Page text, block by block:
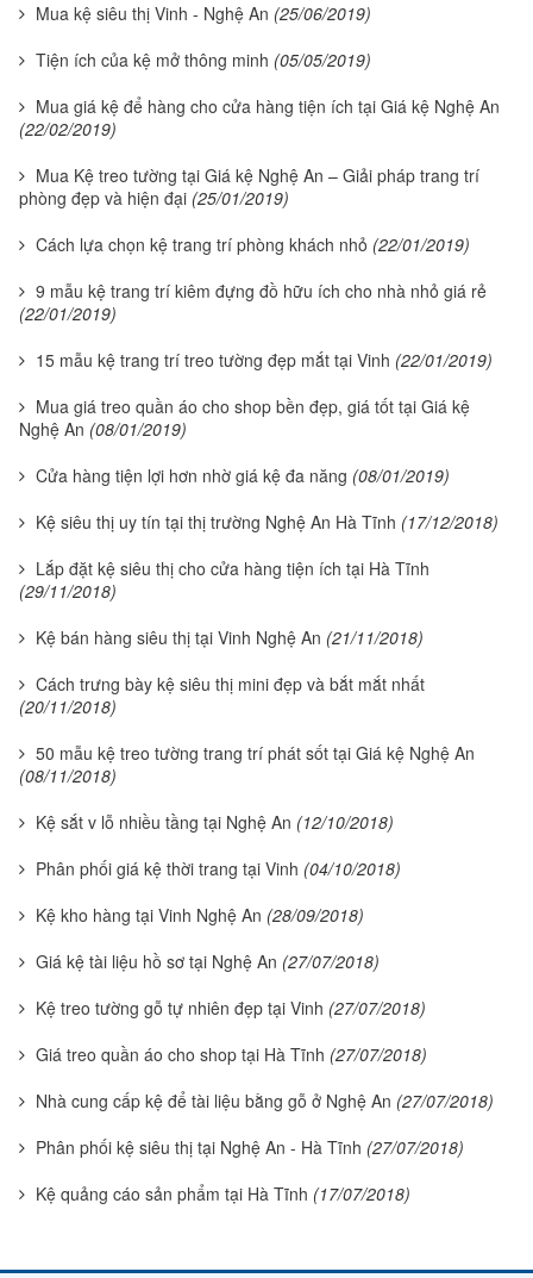
Mua kệ siêu thị Vinh - Nghệ An (25/06/2019)
Tiện ích của kệ mở thông minh (05/05/2019)
Mua giá kệ để hàng cho cửa hàng tiện ích tại Giá kệ Nghệ An
(22/02/2019)
Mua Kệ treo tường tại Giá kệ Nghệ An – Giải pháp trang trí
phòng đẹp và hiện đại (25/01/2019)
Cách lựa chọn kệ trang trí phòng khách nhỏ (22/01/2019)
9 mẫu kệ trang trí kiêm đựng đồ hữu ích cho nhà nhỏ giá rẻ
(22/01/2019)
15 mẫu kệ trang trí treo tường đẹp mắt tại Vinh (22/01/2019)
Mua giá treo quần áo cho shop bền đẹp, giá tốt tại Giá kệ
Nghệ An (08/01/2019)
Cửa hàng tiện lợi hơn nhờ giá kệ đa năng (08/01/2019)
Kệ siêu thị uy tín tại thị trường Nghệ An Hà Tĩnh (17/12/2018)
Lắp đặt kệ siêu thị cho cửa hàng tiện ích tại Hà Tĩnh
(29/11/2018)
Kệ bán hàng siêu thị tại Vinh Nghệ An (21/11/2018)
Cách trưng bày kệ siêu thị mini đẹp và bắt mắt nhất
(20/11/2018)
50 mẫu kệ treo tường trang trí phát sốt tại Giá kệ Nghệ An
(08/11/2018)
Kệ sắt v lỗ nhiều tầng tại Nghệ An (12/10/2018)
Phân phối giá kệ thời trang tại Vinh (04/10/2018)
Kệ kho hàng tại Vinh Nghệ An (28/09/2018)
Giá kệ tài liệu hồ sơ tại Nghệ An (27/07/2018)
Kệ treo tường gỗ tự nhiên đẹp tại Vinh (27/07/2018)
Giá treo quần áo cho shop tại Hà Tĩnh (27/07/2018)
Nhà cung cấp kệ để tài liệu bằng gỗ ở Nghệ An (27/07/2018)
Phân phối kệ siêu thị tại Nghệ An - Hà Tĩnh (27/07/2018)
Kệ quảng cáo sản phẩm tại Hà Tĩnh (17/07/2018)